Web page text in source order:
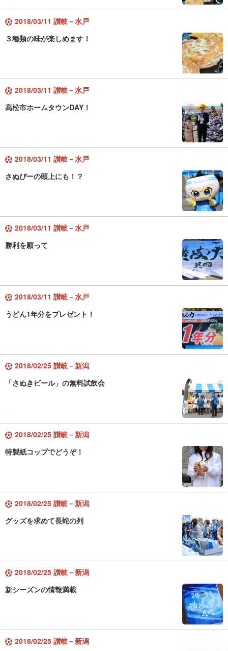
2018/03/11 讃岐－水戸
３種類の味が楽しめます！
2018/03/11 讃岐－水戸
高松市ホームタウンDAY！
2018/03/11 讃岐－水戸
さぬぴーの頭上にも！？
2018/03/11 讃岐－水戸
勝利を願って
2018/03/11 讃岐－水戸
うどん1年分をプレゼント！
2018/02/25 讃岐－新潟
「さぬきビール」の無料試飲会
2018/02/25 讃岐－新潟
特製紙コップでどうぞ！
2018/02/25 讃岐－新潟
グッズを求めて長蛇の列
2018/02/25 讃岐－新潟
新シーズンの情報満載
2018/02/25 讃岐－新潟